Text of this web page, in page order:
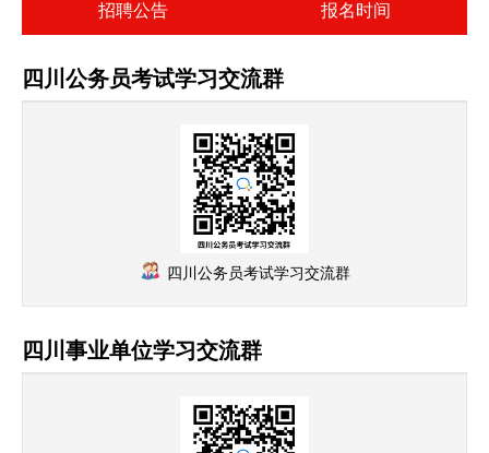
招聘公告 报名时间
四川公务员考试学习交流群
四川公务员考试学习交流群
四川事业单位学习交流群